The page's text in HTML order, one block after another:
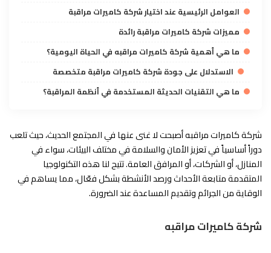
العوامل الرئيسية عند اختيار شركة كاميرات مراقبة
مميزات شركة كاميرات مراقبة رائدة
ما هي أهمية شركة كاميرات مراقبه في الحياة اليومية؟
الاستدلال على جودة شركة كاميرات مراقبة متخصصة
ما هي التقنيات الحديثة المستخدمة في أنظمة المراقبة؟
شركة كاميرات مراقبه أصبحت لا غنى عنها في المجتمع الحديث، حيث تلعب
دوراً أساسياً في تعزيز الأمان والسلامة في مختلف البيئات، سواء في
المنازل، أو الشركات، أو المرافق العامة. تتيح لنا هذه التكنولوجيا
المتقدمة متابعة الأحداث ورصد الأنشطة بشكل فعّال، مما يساهم في
الوقاية من الجرائم وتقديم المساعدة عند الضرورة.
شركة كاميرات مراقبه